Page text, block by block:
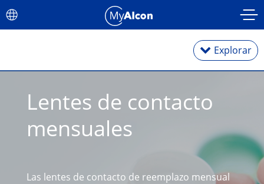
Explorar
Lentes diarias
Lentes mensuales
Tóricas para astigmatismo
Lentes de contacto
mensuales
Las lentes de contacto de reemplazo mensual